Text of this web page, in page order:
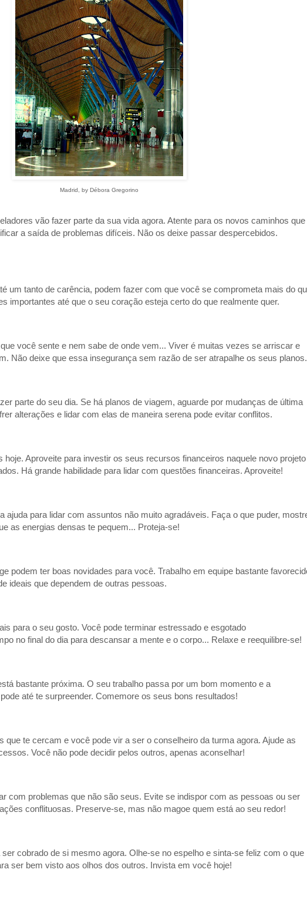
Madrid, by Débora Gregorino
vão fazer parte da sua vida agora. Atente para os novos caminhos que
a saída de problemas difíceis. Não os deixe passar despercebidos.
um tanto de carência, podem fazer com que você se comprometa mais do
importantes até que o seu coração esteja certo do que realmente quer.
você sente e nem sabe de onde vem... Viver é muitas vezes se arriscar e
Não deixe que essa insegurança sem razão de ser atrapalhe os seus planos.
parte do seu dia. Se há planos de viagem, aguarde por mudanças de última
alterações e lidar com elas de maneira serena pode evitar conflitos.
hoje. Aproveite para investir os seus recursos financeiros naquele novo
Há grande habilidade para lidar com questões financeiras. Aproveite!
ajuda para lidar com assuntos não muito agradáveis. Faça o que puder,
as energias densas te pequem... Proteja-se!
podem ter boas novidades para você. Trabalho em equipe bastante
ideais que dependem de outras pessoas.
para o seu gosto. Você pode terminar estressado e esgotado
no final do dia para descansar a mente e o corpo... Relaxe e reequilibre-se!
bastante próxima. O seu trabalho passa por um bom momento e a
até te surpreender. Comemore os seus bons resultados!
que te cercam e você pode vir a ser o conselheiro da turma agora. Ajude as
Você não pode decidir pelos outros, apenas aconselhar!
com problemas que não são seus. Evite se indispor com as pessoas ou ser
conflituosas. Preserve-se, mas não magoe quem está ao seu redor!
cobrado de si mesmo agora. Olhe-se no espelho e sinta-se feliz com o que
ser bem visto aos olhos dos outros. Invista em você hoje!